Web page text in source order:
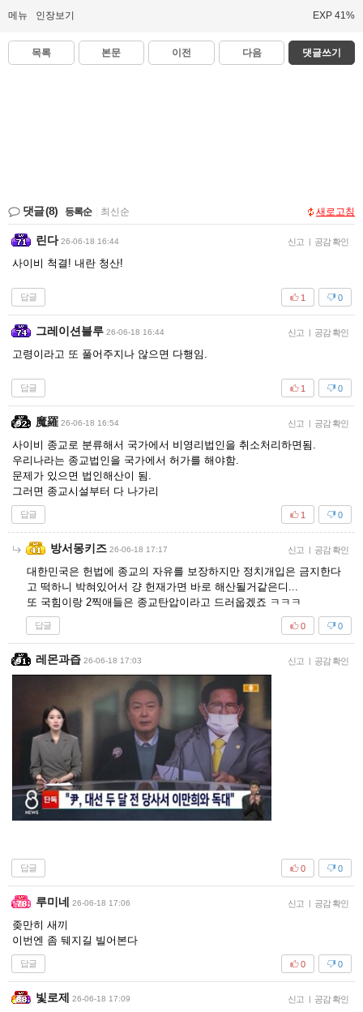
메뉴 인장보기 EXP 41%
목록 본문 이전 다음 댓글쓰기
댓글(8) 등록순 최신순 새로고침
린다 26-06-18 16:44 신고 | 공감 확인
사이비 척결! 내란 청산!
답글 0
1
그레이션블루 26-06-18 16:44 신고 | 공감 확인
고령이라고 또 풀어주지나 않으면 다행임.
답글 0
1
魔羅 26-06-18 16:54 신고 | 공감 확인
사이비 종교로 분류해서 국가에서 비영리법인을 취소처리하면됨.
우리나라는 종교법인을 국가에서 허가를 해야함.
문제가 있으면 법인해산이 됨.
그러면 종교시설부터 다 나가리
답글 0
1
방서몽키즈 26-06-18 17:17 신고 | 공감 확인
대한민국은 헌법에 종교의 자유를 보장하지만 정치개입은 금지한다
고 떡하니 박혀있어서 걍 헌재가면 바로 해산될거같은디...
또 국힘이랑 2찍애들은 종교탄압이라고 드러웁겠죠 ㅋㅋㅋ
답글 0
0
레몬과즙 26-06-18 17:03 신고 | 공감 확인
답글 0
0
루미네 26-06-18 17:06 신고 공감 확인
좆만히 새끼
이번엔 좀 뒈지길 빌어본다
답글 0
0
빛로제 26-06-18 17:09 신고 공감 확인